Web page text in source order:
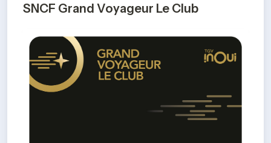
SNCF Grand Voyageur Le Club